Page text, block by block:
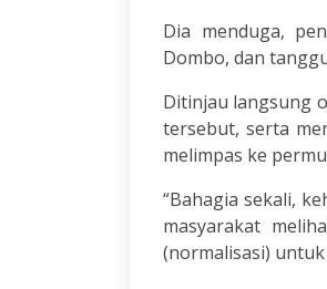
Dia menduga,
Dombo, dan
Ditinjau langsung
tersebut, serta
melimpas ke
“Bahagia sekali,
masyarakat
(normalisasi)